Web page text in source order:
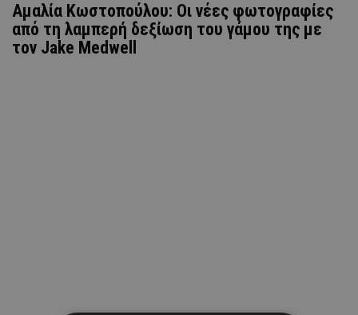
Αμαλία Κωστοπούλου: Οι νέες φωτογραφίες
από τη λαμπερή δεξίωση του γάμου της με
τον Jake Medwell